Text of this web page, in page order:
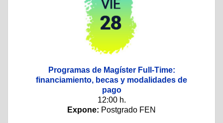
Programas de Magíster Full-Time:
financiamiento, becas y modalidades de
pago
12:00 h.
Expone: Postgrado FEN